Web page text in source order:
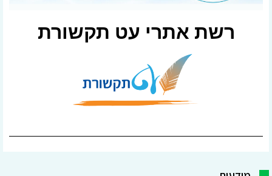
רשת אתרי עט תקשורת